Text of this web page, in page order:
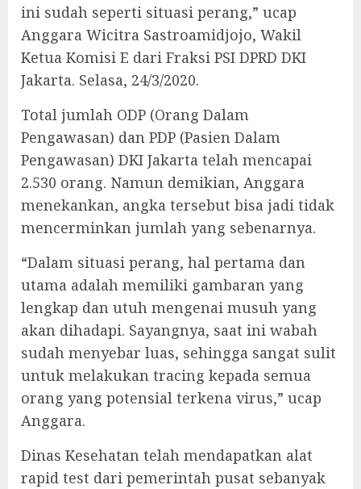
ini sudah seperti situasi perang,” ucap
Anggara Wicitra Sastroamidjojo, Wakil
Ketua Komisi E dari Fraksi PSI DPRD DKI
Jakarta. Selasa, 24/3/2020.
Total jumlah ODP (Orang Dalam
Pengawasan) dan PDP (Pasien Dalam
Pengawasan) DKI Jakarta telah mencapai
2.530 orang. Namun demikian, Anggara
menekankan, angka tersebut bisa jadi tidak
mencerminkan jumlah yang sebenarnya.
“Dalam situasi perang, hal pertama dan
utama adalah memiliki gambaran yang
lengkap dan utuh mengenai musuh yang
akan dihadapi. Sayangnya, saat ini wabah
sudah menyebar luas, sehingga sangat sulit
untuk melakukan tracing kepada semua
orang yang potensial terkena virus,” ucap
Anggara.
Dinas Kesehatan telah mendapatkan alat
rapid test dari pemerintah pusat sebanyak